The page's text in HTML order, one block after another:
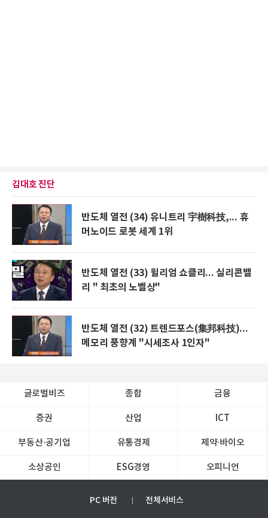
김대호 진단
반도체 열전 (34) 유니트리 宇樹科技,... 휴
머노이드 로봇 세계 1위
반도체 열전 (33) 윌리엄 쇼클리... 실리콘밸
리 " 최초의 노벨상"
반도체 열전 (32) 트렌드포스(集邦科技)...
메모리 풍향계 "시세조사 1인자"
글로벌비즈 종합 금융
증권 산업 ICT
부동산·공기업 유통경제 제약∙바이오
소상공인 ESG경영 오피니언
PC 버전 전체서비스